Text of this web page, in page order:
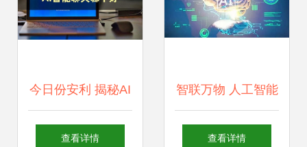
今日份安利 揭秘AI
智能聊天软件有哪
查看详情
智联万物 人工智能
与物联网引领的智
查看详情